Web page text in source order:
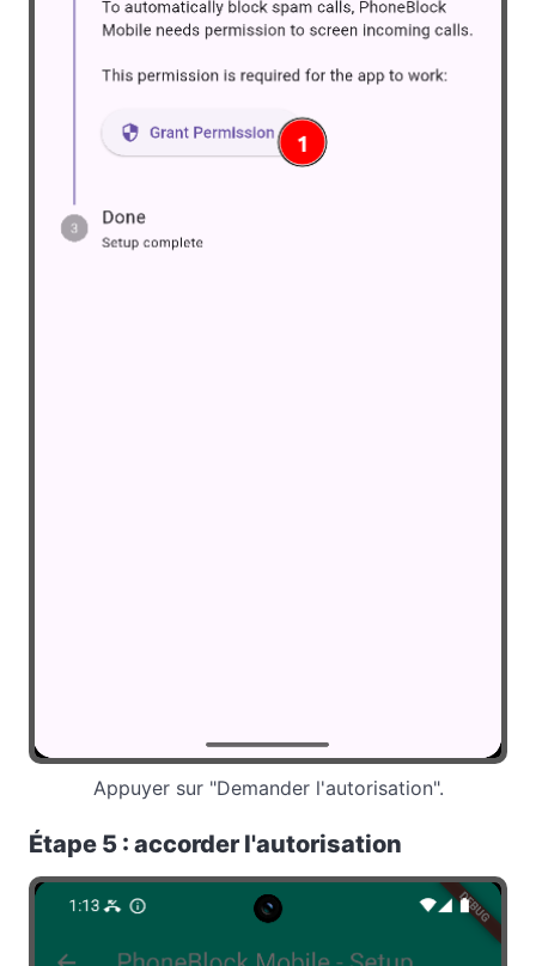
Appuyer sur "Demander l'autorisation".
Étape 5 : accorder l'autorisation